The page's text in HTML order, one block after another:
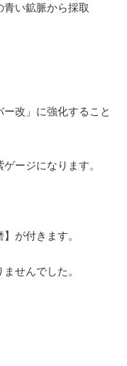
い鉱脈から採取
改」に強化すること
ージになります。
が付きます。
せんでした。